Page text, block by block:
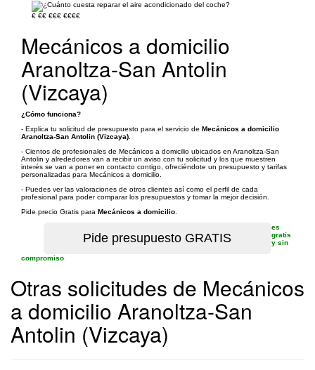
€ €€ €€€ €€€€
Mecánicos a domicilio
Aranoltza-San Antolin
(Vizcaya)
¿Cómo funciona?
- Explica tu solicitud de presupuesto para el servicio de Mecánicos a domicilio
Aranoltza-San Antolin (Vizcaya)
- Cientos de profesionales de Mecánicos a domicilio ubicados en Aranoltza-San
Antolin y alrededores van a recibir un aviso con tu solicitud y los que muestren
interés se van a poner en contacto contigo, ofreciéndote un presupuesto y tarifas
personalizadas para Mecánicos a domicilio.
- Puedes ver las valoraciones de otros clientes así como el perfil de cada
profesional para poder comparar los presupuestos y tomar la mejor decisión.
Pide precio Gratis para Mecánicos a domicilio
es
gratis
y sin
compromiso
Otras solicitudes de Mecánicos
a domicilio Aranoltza-San
Antolin (Vizcaya)